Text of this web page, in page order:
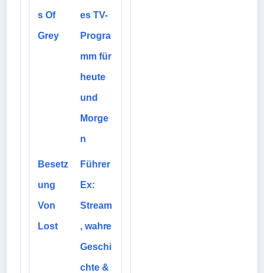
s Of
Grey
es TV-
Progra
mm für
heute
und
Morge
n
Besetz
ung
Von
Lost
Führer
Ex:
Stream
, wahre
Geschi
chte &